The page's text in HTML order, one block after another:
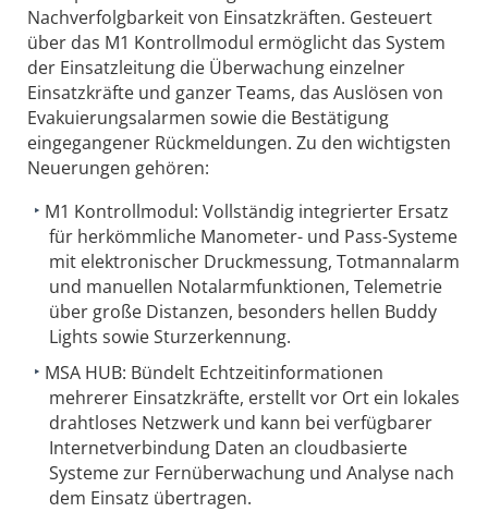
Nachverfolgbarkeit von Einsatzkräften. Gesteuert
über das M1 Kontrollmodul ermöglicht das System
der Einsatzleitung die Überwachung einzelner
Einsatzkräfte und ganzer Teams, das Auslösen von
Evakuierungsalarmen sowie die Bestätigung
eingegangener Rückmeldungen. Zu den wichtigsten
Neuerungen gehören:
M1 Kontrollmodul: Vollständig integrierter Ersatz
für herkömmliche Manometer- und Pass-Systeme
mit elektronischer Druckmessung, Totmannalarm
und manuellen Notalarmfunktionen, Telemetrie
über große Distanzen, besonders hellen Buddy
Lights sowie Sturzerkennung.
MSA HUB: Bündelt Echtzeitinformationen
mehrerer Einsatzkräfte, erstellt vor Ort ein lokales
drahtloses Netzwerk und kann bei verfügbarer
Internetverbindung Daten an cloudbasierte
Systeme zur Fernüberwachung und Analyse nach
dem Einsatz übertragen.